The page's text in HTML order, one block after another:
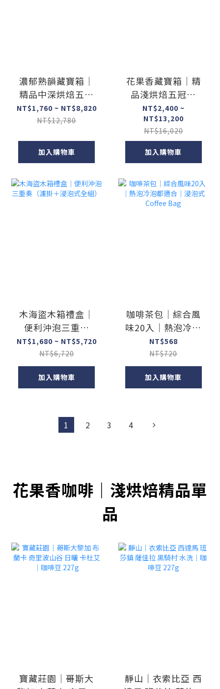
濃郁熟韻藏寶箱｜
精品中深烘焙五冠
組（木製收藏版）
NT$1,760 ~ NT$8,820
NT$12,780
加入購物車
花果香藏寶箱｜精
品淺烘焙五冠組
（木製收藏版）
NT$2,400 ~
NT$13,200
NT$16,020
加入購物車
木海盜木箱禮盒｜
便利沖泡三重奏
（濾掛＋浸泡式全
組）
NT$1,680 ~ NT$5,720
NT$6,720
加入購物車
咖啡茶包｜綜合風
味20入｜熱泡冷泡
都適合｜浸泡式
Coffee Bag
NT$568
NT$720
加入購物車
1 2 3 4
花果香咖啡｜淺烘焙精品單
品
寶藏莊園｜哥斯大
靜山｜衣索比亞 西